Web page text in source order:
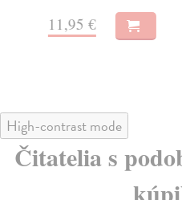
11,95 €
High-contrast mode
Čitatelia s